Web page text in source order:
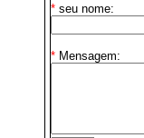
*seu nome:
*Mensagem: